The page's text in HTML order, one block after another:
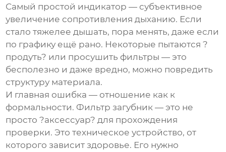
Самый простой индикатор — субъективное
увеличение сопротивления дыханию. Если
стало тяжелее дышать, пора менять, даже если
по графику ещё рано. Некоторые пытаются ?
продуть? или просушить фильтры — это
бесполезно и даже вредно, можно повредить
структуру материала.
И главная ошибка — отношение как к
формальности. Фильтр загубник — это не
просто ?аксессуар? для прохождения
проверки. Это техническое устройство, от
которого зависит здоровье. Его нужно